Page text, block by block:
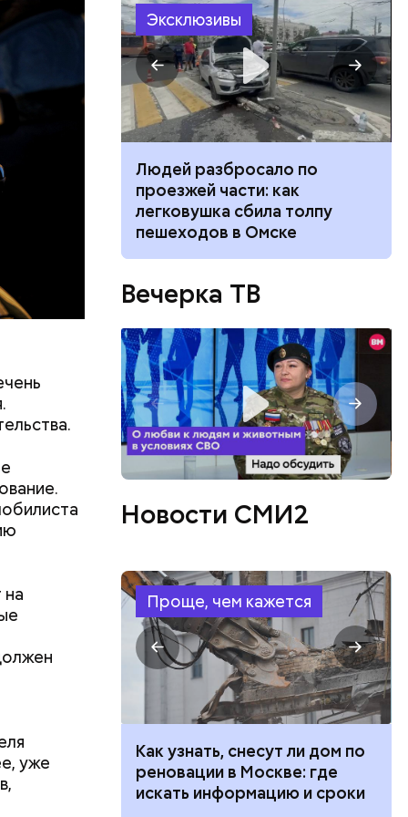
на
уже
со
это
Эксклюзивы
поможет ли
сбросить
Людей разбросало по
проезжей части: как
легковушка сбила толпу
пешеходов в Омске
Вечерка ТВ
Новости СМИ2
Проще, чем кажется
тысяч
при
кто может
Как узнать, снесут ли дом по
реновации в Москве: где
искать информацию и сроки